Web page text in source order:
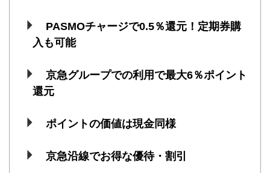
PASMOチャージで0.5％還元！定期券購
入も可能
京急グループでの利用で最大6％ポイント
還元
ポイントの価値は現金同様
京急沿線でお得な優待・割引